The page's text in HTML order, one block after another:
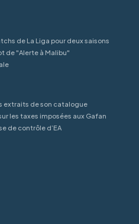
de La Liga pour deux saisons
de "Alerte à Malibu"
extraits de son catalogue
les taxes imposées aux Gafan
de contrôle d’EA